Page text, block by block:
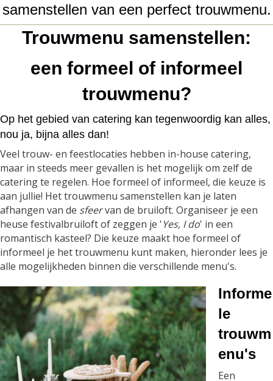
samenstellen van een perfect trouwmenu.
Trouwmenu samenstellen:
een formeel of informeel
trouwmenu?
Op het gebied van catering kan tegenwoordig kan alles,
nou ja, bijna alles dan!
Veel trouw- en feestlocaties hebben in-house catering,
maar in steeds meer gevallen is het mogelijk om zelf de
catering te regelen. Hoe formeel of informeel, die keuze is
aan jullie! Het trouwmenu samenstellen kan je laten
afhangen van de sfeervan de bruiloft. Organiseer je een
heuse festivalbruiloft of zeggen je 'Yes, I do' in een
romantisch kasteel? Die keuze maakt hoe formeel of
informeel je het trouwmenu kunt maken, hieronder lees je
alle mogelijkheden binnen die verschillende menu's.
Informe
le
trouwm
enu's
Een